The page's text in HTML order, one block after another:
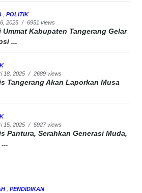
POLITIK
2025 / 6951 views
Ummat Kabupaten Tangerang Gelar
...
18, 2025 / 2689 views
Tangerang Akan Laporkan Musa
15, 2025 / 5927 views
Pantura, Serahkan Generasi Muda,
...
PENDIDIKAN